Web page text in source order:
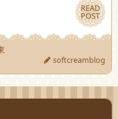
READ
POST
READ
POST
softcreamblog